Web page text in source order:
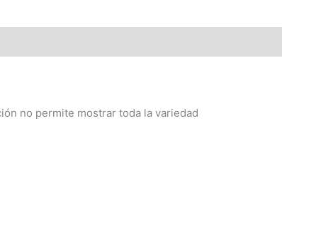
no permite mostrar toda la variedad